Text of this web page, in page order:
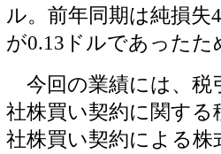
ル。前年同期は純損失
が0.13ドルであった
今回の業績には、税
社株買い契約に関する
社株買い契約による